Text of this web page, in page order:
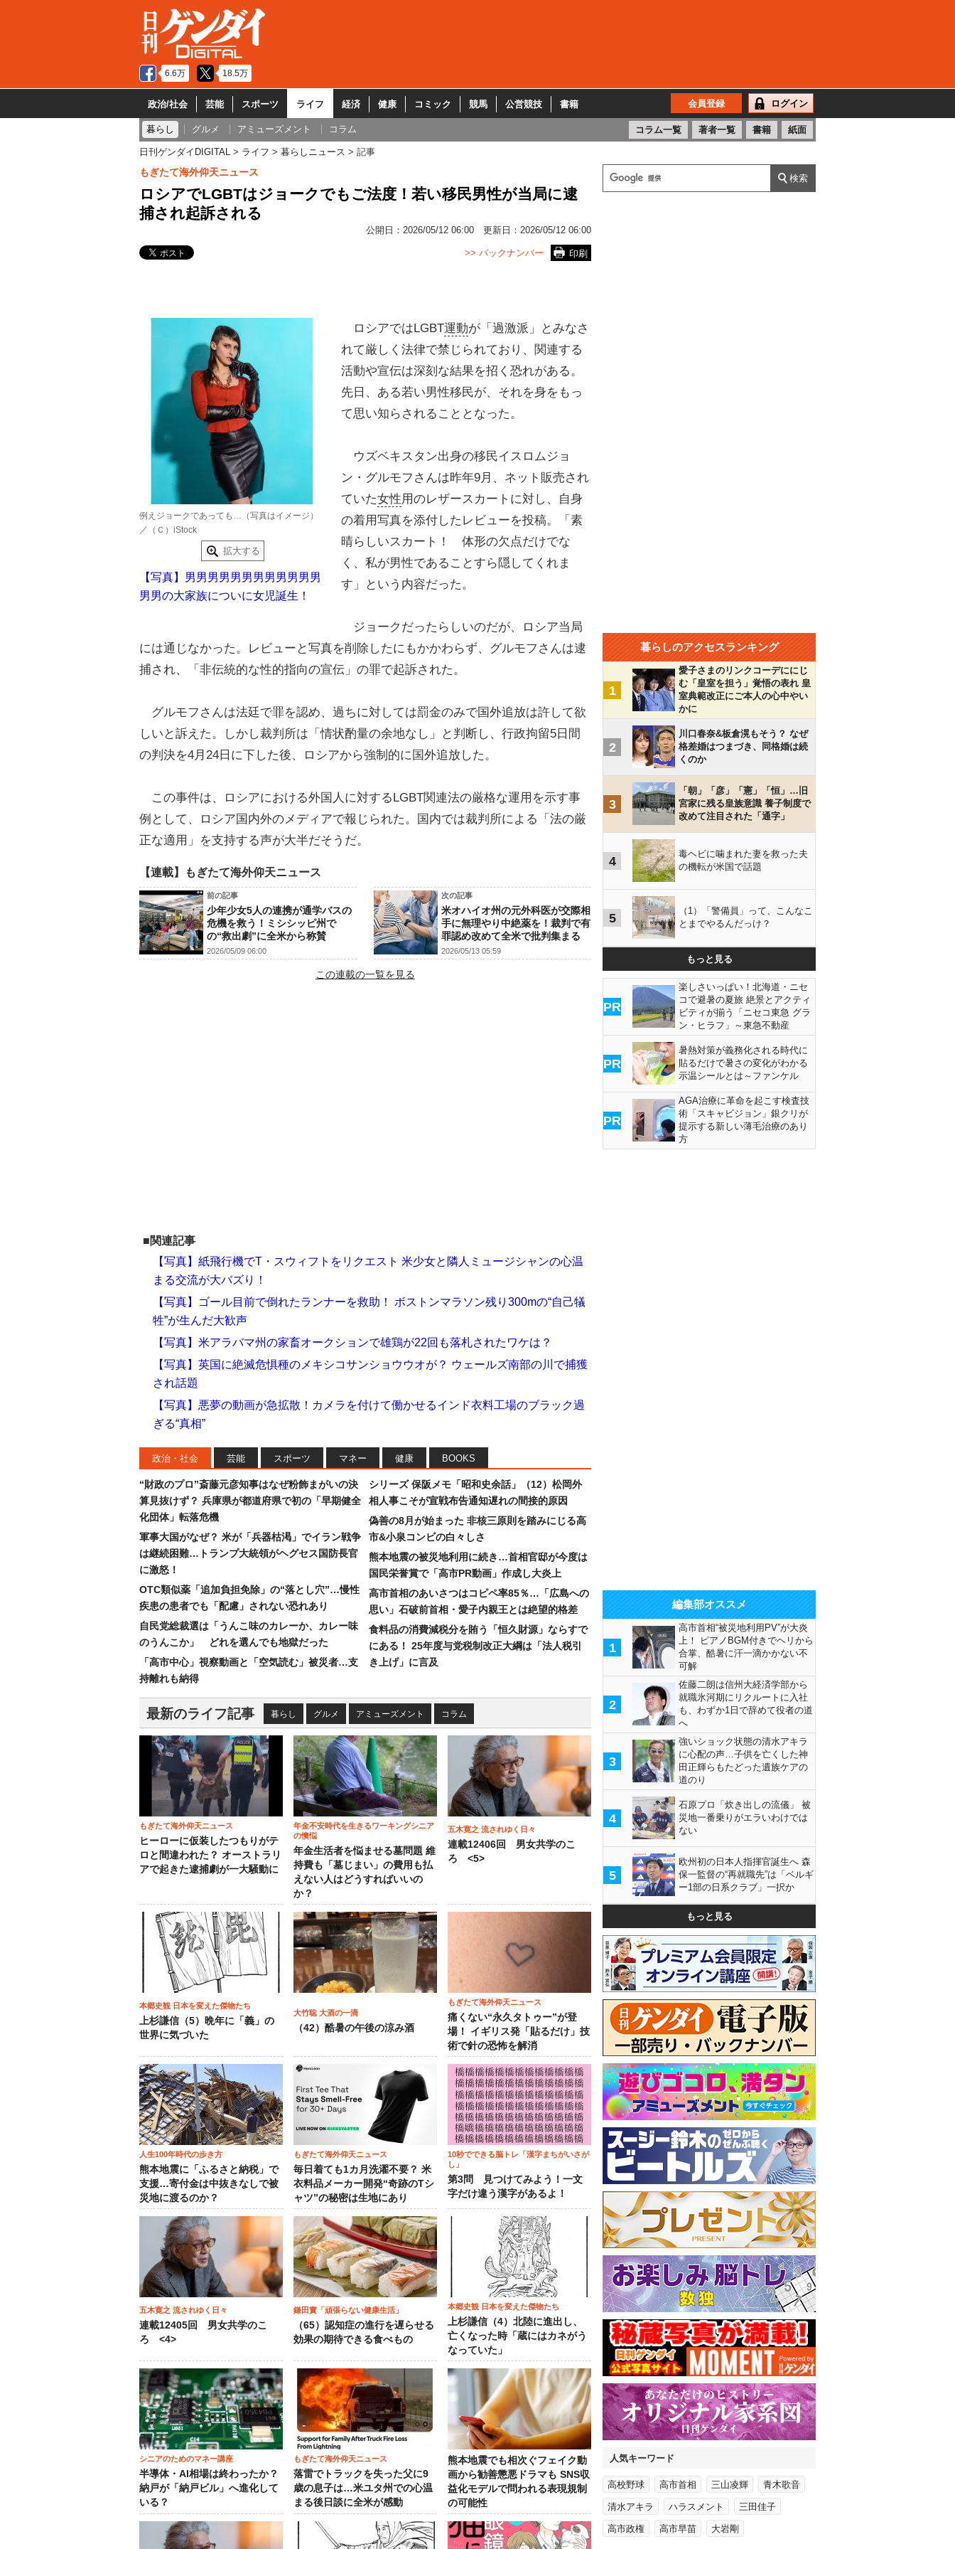
6.6万 18.5万
政治/社会 芸能 スポーツ ライフ 経済 健康 コミック 競馬 公営競技 書籍 会員登録 ログイン
暮らし グルメ アミューズメント コラム コラム一覧 著者一覧 書籍 紙面
日刊ゲンダイDIGITAL ライフ 暮らしニュース 記事
もぎたて海外仰天ニュース
ロシアでLGBTはジョークでもご法度！若い移民男性が当局に逮
捕され起訴される
公開日： 2026/05/12 06:00 更新日： 2026/05/12 06:00
印刷
>> バックナンバー
例えジョークであっても…（写真はイメージ）
／（Ｃ）iStock
拡大する
【写真】男男男男男男男男男男男男
男男の大家族についに女児誕生！
ロシアではLGBT運動が「過激派」とみなさ
れて厳しく法律で禁じられており、関連する
活動や宣伝は深刻な結果を招く恐れがある。
先日、ある若い男性移民が、それを身をもっ
て思い知らされることとなった。
ウズベキスタン出身の移民イスロムジョ
ン・グルモフさんは昨年9月、ネット販売され
ていた女性用のレザースカートに対し、自身
の着用写真を添付したレビューを投稿。「素
晴らしいスカート！ 体形の欠点だけでな
く、私が男性であることすら隠してくれま
す」という内容だった。
ジョークだったらしいのだが、ロシア当局
には通じなかった。レビューと写真を削除したにもかかわらず、グルモフさんは逮
捕され、「非伝統的な性的指向の宣伝」の罪で起訴された。
グルモフさんは法廷で罪を認め、過ちに対しては罰金のみで国外追放は許して欲
しいと訴えた。しかし裁判所は「情状酌量の余地なし」と判断し、行政拘留5日間
の判決を4月24日に下した後、ロシアから強制的に国外追放した。
この事件は、ロシアにおける外国人に対するLGBT関連法の厳格な運用を示す事
例として、ロシア国内外のメディアで報じられた。国内では裁判所による「法の厳
正な適用」を支持する声が大半だそうだ。
【連載】もぎたて海外仰天ニュース
前の記事
少年少女5人の連携が通学バスの
危機を救う！ミシシッピ州で
の“救出劇”に全米から称賛
2026/05/09 06:00
次の記事
米オハイオ州の元外科医が交際相
手に無理やり中絶薬を！裁判で有
罪認め改めて全米で批判集まる
2026/05/13 05:59
この連載の一覧を見る
■関連記事
【写真】紙飛行機でT・スウィフトをリクエスト 米少女と隣人ミュージシャンの心温
まる交流が大バズり！
【写真】ゴール目前で倒れたランナーを救助！ ボストンマラソン残り300mの“自己犠
牲”が生んだ大歓声
【写真】米アラバマ州の家畜オークションで雄鶏が22回も落札されたワケは？
【写真】英国に絶滅危惧種のメキシコサンショウウオが？ ウェールズ南部の川で捕獲
され話題
【写真】悪夢の動画が急拡散！カメラを付けて働かせるインド衣料工場のブラック過
ぎる“真相”
政治・社会 芸能 スポーツ マネー 健康 BOOKS
“財政のプロ”斎藤元彦知事はなぜ粉飾まがいの決
算見抜けず？ 兵庫県が都道府県で初の「早期健全
化団体」転落危機
軍事大国がなぜ？ 米が「兵器枯渇」でイラン戦争
は継続困難…トランプ大統領がヘグセス国防長官
に激怒！
OTC類似薬「追加負担免除」の“落とし穴”…慢性
疾患の患者でも「配慮」されない恐れあり
自民党総裁選は「うんこ味のカレーか、カレー味
のうんこか」 どれを選んでも地獄だった
「高市中心」視察動画と「空気読む」被災者…支
持離れも納得
シリーズ 保阪メモ「昭和史余話」（12）松岡外
相人事こそが宣戦布告通知遅れの間接的原因
偽善の8月が始まった 非核三原則を踏みにじる高
市&小泉コンビの白々しさ
熊本地震の被災地利用に続き…首相官邸が今度は
国民栄誉賞で「高市PR動画」作成し大炎上
高市首相のあいさつはコピペ率85％…「広島への
思い」石破前首相・愛子内親王とは絶望的格差
食料品の消費減税分を賄う「恒久財源」ならすで
にある！ 25年度与党税制改正大綱は「法人税引
き上げ」に言及
最新のライフ記事 暮らし グルメ アミューズメント コラム
もぎたて海外仰天ニュース
ヒーローに仮装したつもりがテ
ロと間違われた？ オーストラリ
アで起きた逮捕劇が一大騒動に
年金不安時代を生きるワーキングシニア
の懊悩
年金生活者を悩ませる墓問題 維
持費も「墓じまい」の費用も払
えない人はどうすればいいの
か？
五木寛之 流されゆく日々
連載12406回 男女共学のこ
ろ <5>
本郷史観 日本を変えた傑物たち
上杉謙信（5）晩年に「義」の
世界に気づいた
大竹聡 大酒の一滴
（42）酷暑の午後の涼み酒
もぎたて海外仰天ニュース
痛くない“永久タトゥー”が登
場！ イギリス発「貼るだけ」技
術で針の恐怖を解消
人生100年時代の歩き方
熊本地震に「ふるさと納税」で
支援…寄付金は中抜きなしで被
災地に渡るのか？
もぎたて海外仰天ニュース
毎日着ても1カ月洗濯不要？ 米
衣料品メーカー開発“奇跡のTシ
ャツ”の秘密は生地にあり
10秒でできる脳トレ「漢字まちがいさが
し」
第3問 見つけてみよう！一文
字だけ違う漢字があるよ！
五木寛之 流されゆく日々
連載12405回 男女共学のこ
ろ <4>
鎌田實「頑張らない健康生活」
（65）認知症の進行を遅らせる
効果の期待できる食べもの
本郷史観 日本を変えた傑物たち
上杉謙信（4）北陸に進出し、
亡くなった時「蔵にはカネがう
なっていた」
シニアのためのマネー講座
半導体・AI相場は終わったか？
納戸が「納戸ビル」へ進化して
いる？
もぎたて海外仰天ニュース
落雷でトラックを失った父に9
歳の息子は…米ユタ州での心温
まる後日談に全米が感動
熊本地震でも相次ぐフェイク動
画から勧善懲悪ドラマも SNS収
益化モデルで問われる表現規制
の可能性
暮らしのアクセスランキング
1
愛子さまのリンクコーデににじ
む「皇室を担う」覚悟の表れ 皇
室典範改正にご本人の心中やい
かに
2
川口春奈&板倉滉もそう？ なぜ
格差婚はつまづき、同格婚は続
くのか
3
「朝」「彦」「憲」「恒」…旧
宮家に残る皇族意識 養子制度で
改めて注目された「通字」
4
毒ヘビに噛まれた妻を救った夫
の機転が米国で話題
5
（1）「警備員」って、こんなこ
とまでやるんだっけ？
もっと見る
PR
楽しさいっぱい！北海道・ニセ
コで避暑の夏旅 絶景とアクティ
ビティが揃う「ニセコ東急 グラ
ン・ヒラフ」～東急不動産
PR
暑熱対策が義務化される時代に
貼るだけで暑さの変化がわかる
示温シールとは～ファンケル
PR
AGA治療に革命を起こす検査技
術「スキャビジョン」銀クリが
提示する新しい薄毛治療のあり
方
編集部オススメ
1
高市首相“被災地利用PV”が大炎
上！ ピアノBGM付きでヘリから
合掌、酷暑に汗一滴かかない不
可解
2
佐藤二朗は信州大経済学部から
就職氷河期にリクルートに入社
も、わずか1日で辞めて役者の道
へ
3
強いショック状態の清水アキラ
に心配の声…子供を亡くした神
田正輝らもたどった遺族ケアの
道のり
4
石原プロ「炊き出しの流儀」 被
災地一番乗りがエラいわけでは
ない
5
欧州初の日本人指揮官誕生へ 森
保一監督の“再就職先”は「ベルギ
ー1部の日系クラブ」一択か
もっと見る
人気キーワード
高校野球 高市首相 三山凌輝 青木歌音
清水アキラ ハラスメント 三田佳子
高市政権 高市早苗 大岩剛